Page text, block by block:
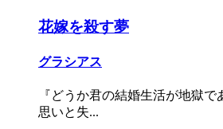
花嫁を殺す夢
グラシアス
『どうか君の結婚生活が地獄
思いと失...